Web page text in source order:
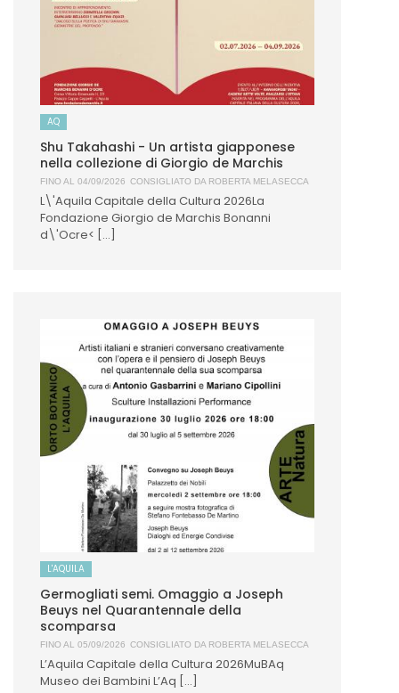
AQ
Shu Takahashi - Un artista giapponese
nella collezione di Giorgio de Marchis
FINO AL 04/09/2026 CONSIGLIATO DA ROBERTA MELASECCA
L\'Aquila Capitale della Cultura 2026La
Fondazione Giorgio de Marchis Bonanni
d\'Ocre< [...]
L'AQUILA
Germogliati semi. Omaggio a Joseph
Beuys nel Quarantennale della
scomparsa
FINO AL 05/09/2026 CONSIGLIATO DA ROBERTA MELASECCA
L’Aquila Capitale della Cultura 2026MuBAq
Museo dei Bambini L’Aq [...]